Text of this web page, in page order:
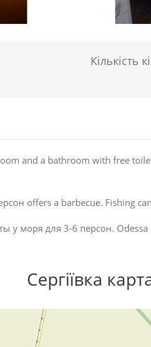
Кількість
and a bathroom with free
offers a barbecue. Fishing
у моря для 3-6 персон.
Сергіївка